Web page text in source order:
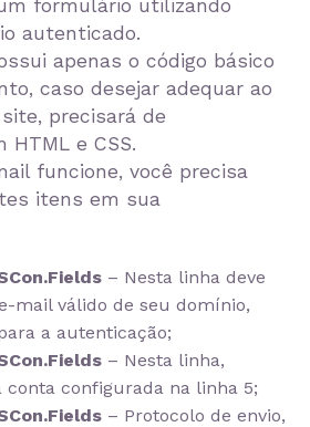
formulário utilizando
autenticado.
apenas o código básico
caso desejar adequar ao
precisará de
e CSS.
funcione, você precisa
itens em sua
– Nesta linha deve
mail válido de seu domínio,
a autenticação;
– Nesta linha,
conta configurada na linha 5;
– Protocolo de envio,